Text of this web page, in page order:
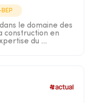
le domaine des
construction en
du ...